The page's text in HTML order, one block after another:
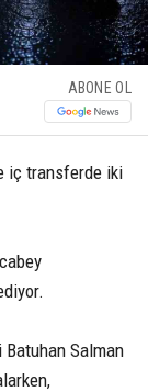
ABONE OL
iç transferde iki
Salman